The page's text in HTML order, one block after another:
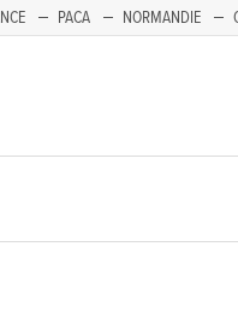
PACA NORMANDIE